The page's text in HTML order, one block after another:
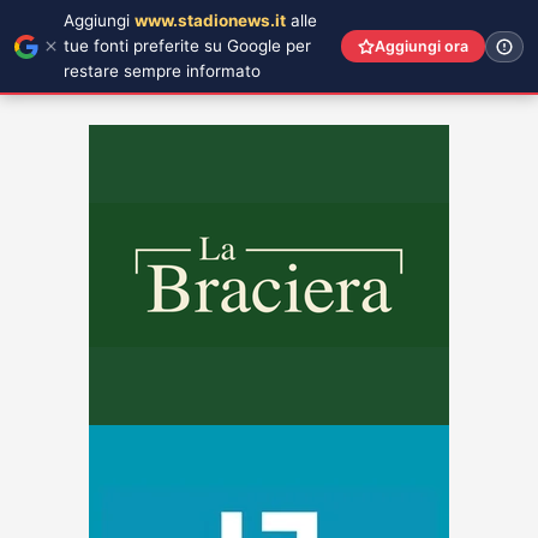
Aggiungi www.stadionews.it alle
tue fonti preferite su Google per
restare sempre informato
Aggiungi ora